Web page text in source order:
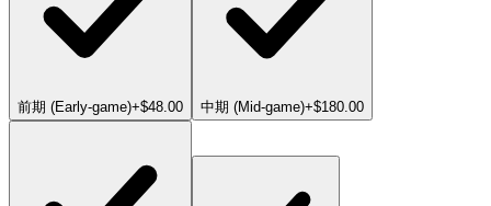
前期 (Early-game)+$48.00 中期 (Mid-game)+$180.00